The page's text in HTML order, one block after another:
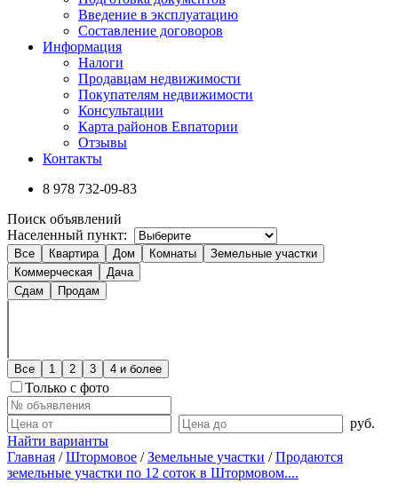
Введение в эксплуатацию
Составление договоров
Информация
Налоги
Продавцам недвижимости
Покупателям недвижимости
Консультации
Карта районов Евпатории
Отзывы
Контакты
8 978 732-09-83
Поиск объявлений
Населенный пункт:
Все Квартира Дом Комнаты
Земельные участки
Коммерческая
Дача
Сдам
Продам
Все 1 2 3 4 и более
Только с фото
руб.
Найти варианты
Главная /Штормовое /Земельные участки /Продаются
земельные участки по 12 соток в Штормовом....